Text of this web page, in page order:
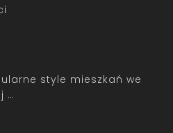
style mieszkań we
…